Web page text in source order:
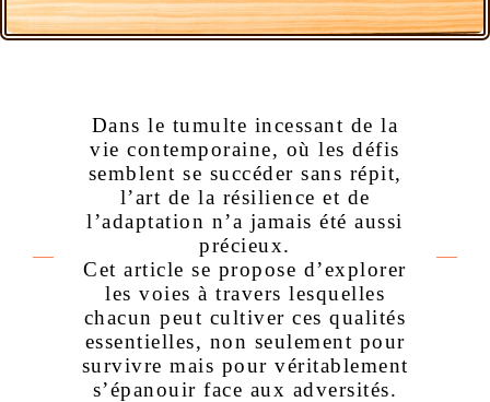
Dans le tumulte incessant de la
vie contemporaine, où les défis
semblent se succéder sans répit,
l’art de la résilience et de
l’adaptation n’a jamais été aussi
précieux.
Cet article se propose d’explorer
les voies à travers lesquelles
chacun peut cultiver ces qualités
essentielles, non seulement pour
survivre mais pour véritablement
s’épanouir face aux adversités.